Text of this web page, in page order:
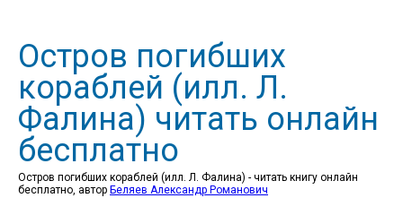
Остров погибших
кораблей (илл. Л.
Фалина) читать онлайн
бесплатно
Остров погибших кораблей (илл. Л. Фалина) - читать книгу онлайн
бесплатно, автор Беляев Александр Романович